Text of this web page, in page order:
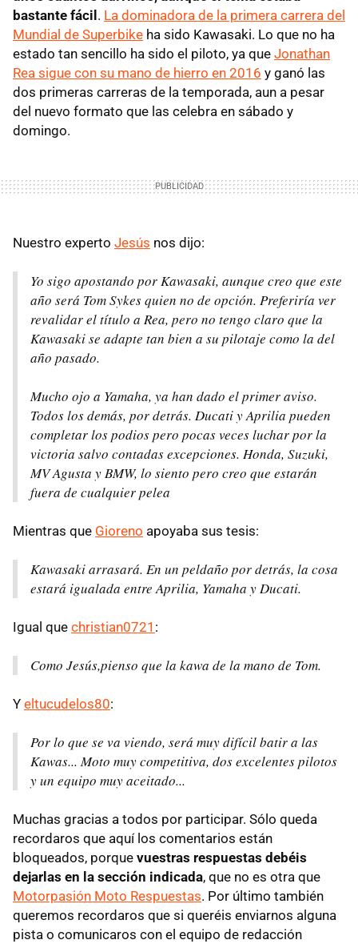
bastante fácil . La dominadora de la primera carrera del
Mundial de Superbike ha sido Kawasaki. Lo que no ha
estado tan sencillo ha sido el piloto, ya que Jonathan
Rea sigue con su mano de hierro en 2016 y ganó las
dos primeras carreras de la temporada, aun a pesar
del nuevo formato que las celebra en sábado y
domingo.
Nuestro experto Jesús nos dijo:
Yo sigo apostando por Kawasaki, aunque creo que este
año será Tom Sykes quien no de opción. Preferiría ver
revalidar el título a Rea, pero no tengo claro que la
Kawasaki se adapte tan bien a su pilotaje como la del
año pasado.
Mucho ojo a Yamaha, ya han dado el primer aviso.
Todos los demás, por detrás. Ducati y Aprilia pueden
completar los podios pero pocas veces luchar por la
victoria salvo contadas excepciones. Honda, Suzuki,
MV Agusta y BMW, lo siento pero creo que estarán
fuera de cualquier pelea
Mientras que Gioreno apoyaba sus tesis:
Kawasaki arrasará. En un peldaño por detrás, la cosa
estará igualada entre Aprilia, Yamaha y Ducati.
Igual que christian0721 :
Como Jesús,pienso que la kawa de la mano de Tom.
Y eltucudelos80:
Por lo que se va viendo, será muy difícil batir a las
Kawas... Moto muy competitiva, dos excelentes pilotos
y un equipo muy aceitado...
Muchas gracias a todos por participar. Sólo queda
recordaros que aquí los comentarios están
bloqueados, porque vuestras respuestas debéis
dejarlas en la sección indicada, que no es otra que
Motorpasión Moto Respuestas. Por último también
queremos recordaros que si queréis enviarnos alguna
pista o comunicaros con el equipo de redacción